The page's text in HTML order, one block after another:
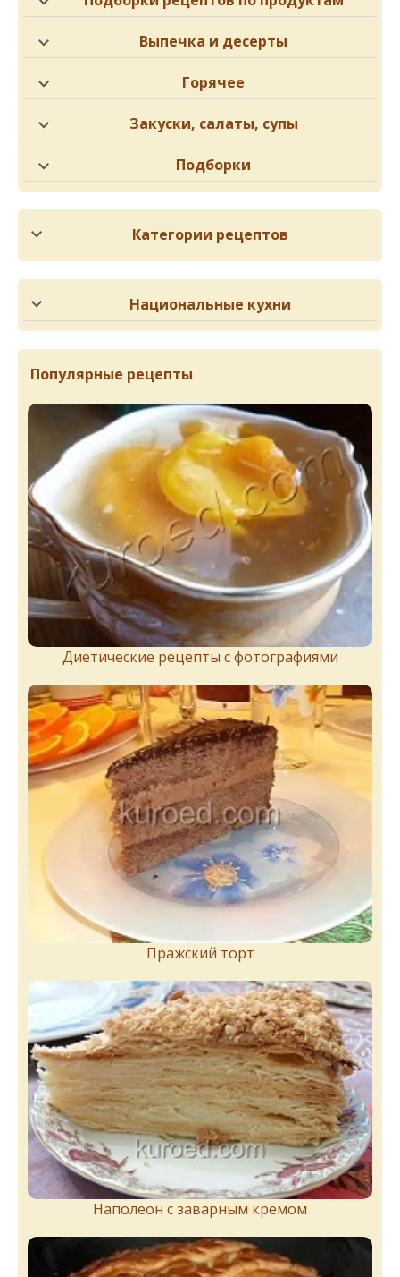
Выпечка и десерты
Горячее
Закуски, салаты, супы
Подборки
Категории рецептов
Национальные кухни
Популярные рецепты
Диетические рецепты с фотографиями
Пражский торт
Наполеон с заварным кремом